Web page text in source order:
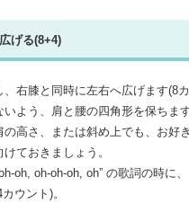
げる(8+4)
右膝と同時に左右へ広げます(8カ
よう、肩と腰の四角形を保ちます
高さ、または斜め上でも、お好
ておきましょう。
oh-oh, oh-oh-oh, oh” の歌詞の時
ウント)。